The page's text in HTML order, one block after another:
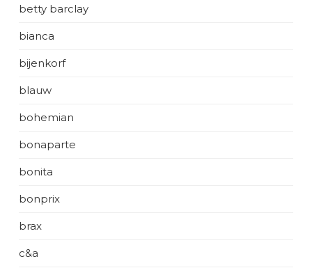
betty barclay
bianca
bijenkorf
blauw
bohemian
bonaparte
bonita
bonprix
brax
c&a